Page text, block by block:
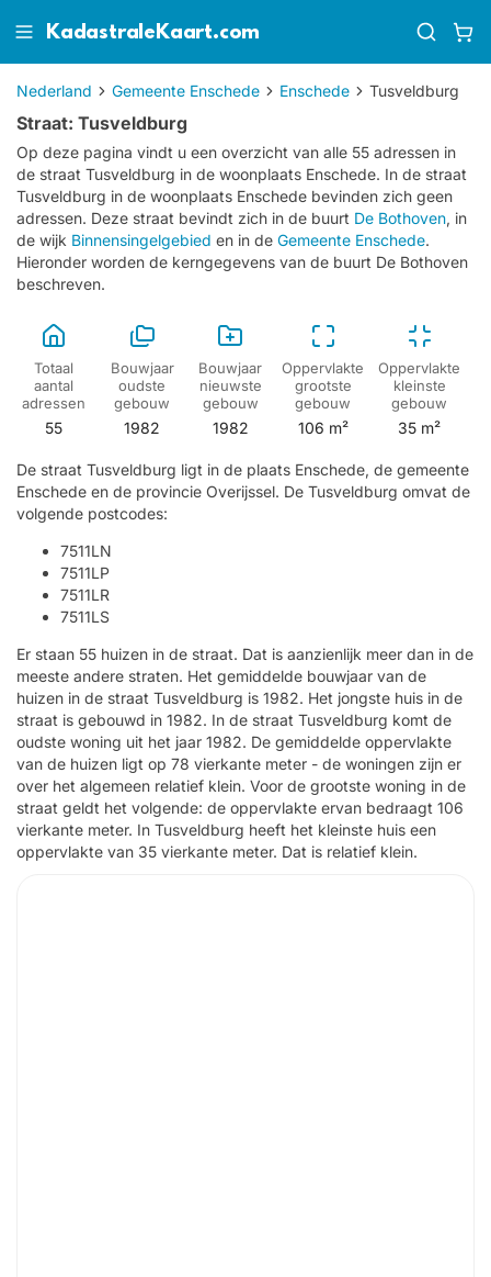
KadastraleKaart.com
Nederland Gemeente Enschede Enschede Tusveldburg
Straat: Tusveldburg
Op deze pagina vindt u een overzicht van alle 55 adressen in
de straat Tusveldburg in de woonplaats Enschede. In de straat
Tusveldburg in de woonplaats Enschede bevinden zich geen
adressen. Deze straat bevindt zich in de buurt De Bothoven, in
de wijk Binnensingelgebied en in de Gemeente Enschede.
Hieronder worden de kerngegevens van de buurt De Bothoven
beschreven.
Totaal
aantal
adressen
55
Bouwjaar
oudste
gebouw
1982
Bouwjaar
nieuwste
gebouw
1982
Oppervlakte
grootste
gebouw
106 m²
Oppervlakte
kleinste
gebouw
35 m²
De straat Tusveldburg ligt in de plaats Enschede, de gemeente
Enschede en de provincie Overijssel. De Tusveldburg omvat de
volgende postcodes:
7511LN
7511LP
7511LR
7511LS
Er staan 55 huizen in de straat. Dat is aanzienlijk meer dan in de
meeste andere straten. Het gemiddelde bouwjaar van de
huizen in de straat Tusveldburg is 1982. Het jongste huis in de
straat is gebouwd in 1982. In de straat Tusveldburg komt de
oudste woning uit het jaar 1982. De gemiddelde oppervlakte
van de huizen ligt op 78 vierkante meter - de woningen zijn er
over het algemeen relatief klein. Voor de grootste woning in de
straat geldt het volgende: de oppervlakte ervan bedraagt 106
vierkante meter. In Tusveldburg heeft het kleinste huis een
oppervlakte van 35 vierkante meter. Dat is relatief klein.